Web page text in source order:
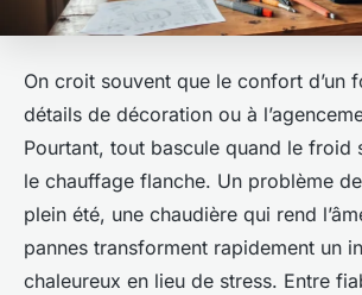
On croit souvent que le confort d’un
détails de décoration ou à
Pourtant, tout bascule quand le froid
le chauffage flanche. Un problème
plein été, une chaudière qui rend
pannes transforment rapidement un
chaleureux en lieu de stress. Entre